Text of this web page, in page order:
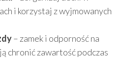
i korzystaj z wyjmowanych
– zamek i odporność na
chronić zawartość podczas